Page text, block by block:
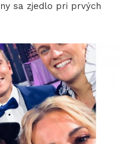
sa zjedlo pri prvých